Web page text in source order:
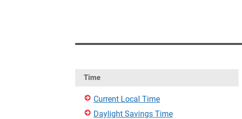
Time
Current Local Time
Daylight Savings Time